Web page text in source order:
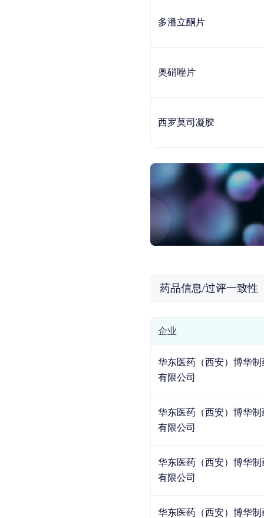
多潘立酮片
奥硝唑片
西罗莫司凝胶
药品信息/过评一致性
企业
华东医药（西安）博华制
有限公司
华东医药（西安）博华制
有限公司
华东医药（西安）博华制
有限公司
华东医药（西安）博华制